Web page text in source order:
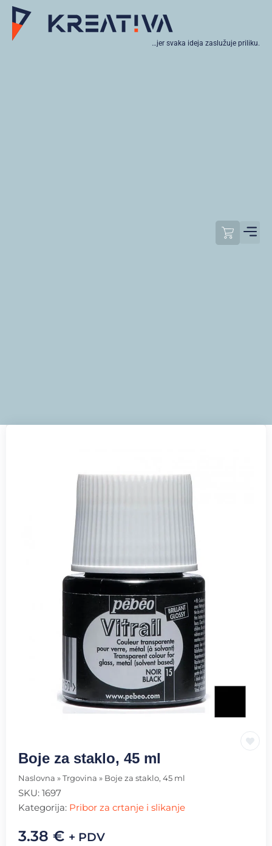
…jer svaka ideja zaslužuje priliku.
Boje za staklo, 45 ml
Naslovna » Trgovina » Boje za staklo, 45 ml
SKU: 1697
Kategorija: Pribor za crtanje i slikanje
3.38 € + PDV